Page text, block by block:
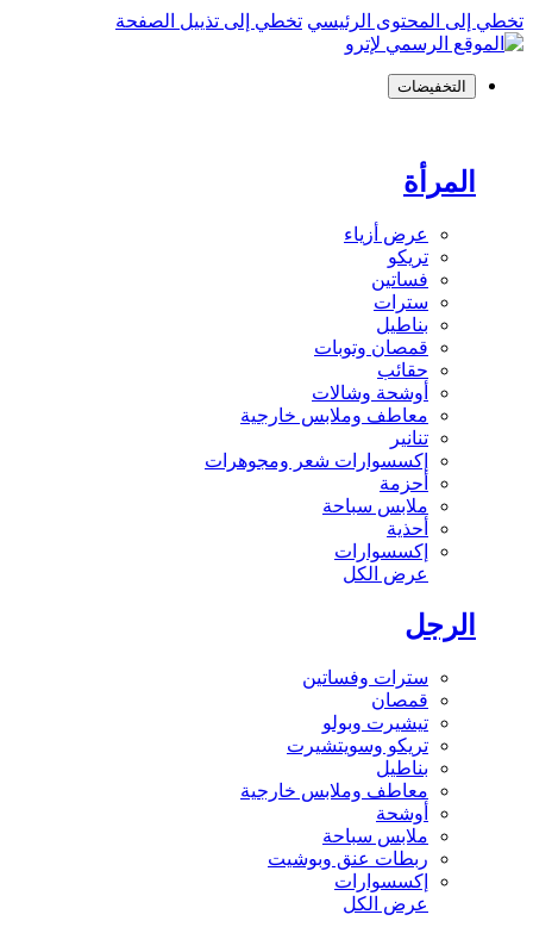
تخطي إلى المحتوى الرئيسي تخطي إلى تذييل الصفحة
التخفيضات
المرأة
عرض أزياء
تريكو
فساتين
سترات
بناطيل
قمصان وتوبات
حقائب
أوشحة وشالات
معاطف وملابس خارجية
تنانير
إكسسوارات شعر ومجوهرات
أحزمة
ملابس سباحة
أحذية
إكسسوارات
عرض الكل
الرجل
سترات وفساتين
قمصان
تيشيرت وبولو
تريكو وسويتشيرت
بناطيل
معاطف وملابس خارجية
أوشحة
ملابس سباحة
ربطات عنق وبوشيت
إكسسوارات
عرض الكل